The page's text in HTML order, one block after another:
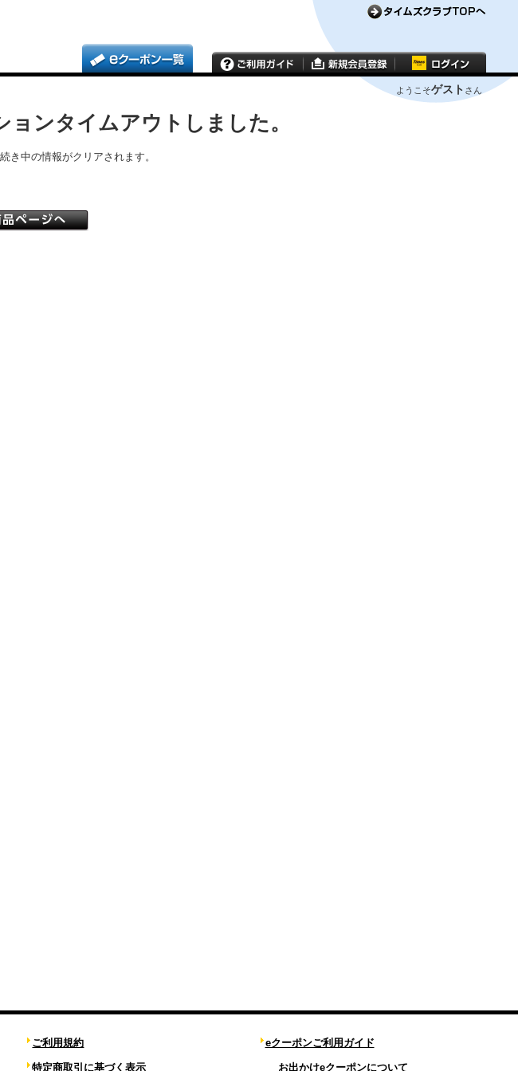
ようこそゲスト さん
ンタイムアウトしました。
き中の情報がクリアされます。
ご利用規約
特定商取引に基づく表示
eクーポンご利用ガイド
お出かけeクーポンについて